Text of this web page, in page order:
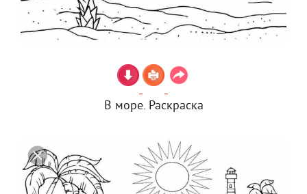
В море. Раскраска